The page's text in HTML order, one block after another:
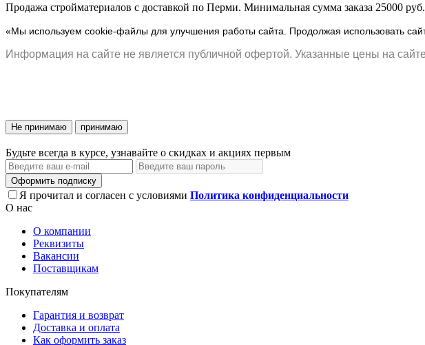
Продажа стройматериалов с доставкой по Перми. Минимальная сумма заказа 25000 руб.
«Мы используем cookie-файлы для улучшения работы сайта. Продолжая использовать
Информация на сайте не является публичной офертой. Указанные цены на сайте
Не принимаю принимаю
Будьте всегда в курсе, узнавайте о скидках и акциях первым
Оформить подписку
Я прочитал и согласен с условиями Политика конфиденциальности
О нас
О компании
Реквизиты
Вакансии
Поставщикам
Покупателям
Гарантия и возврат
Доставка и оплата
Как оформить заказ